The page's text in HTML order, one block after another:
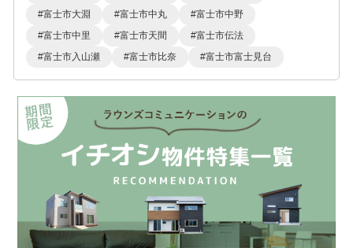
富士市大淵
富士市中丸
富士市中野
富士市中里
富士市天間
富士市伝法
富士市入山瀬
富士市比奈 富士市富士見台